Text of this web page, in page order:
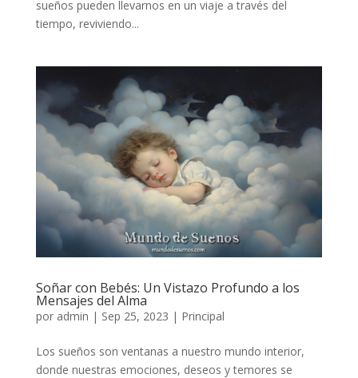
sueños pueden llevarnos en un viaje a través del
tiempo, reviviendo...
Soñar con Bebés: Un Vistazo Profundo a los
Mensajes del Alma
por admin | Sep 25, 2023 | Principal
Los sueños son ventanas a nuestro mundo interior,
donde nuestras emociones, deseos y temores se